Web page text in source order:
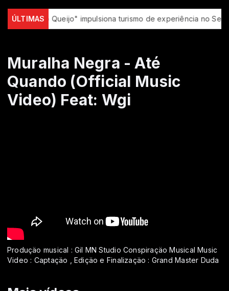
ÚLTIMAS
do Queijo" impulsiona turismo de experiência no Serro
Muralha Negra - Até
Quando (Official Music
Video) Feat: Wgi
Produçäo musical : Gil MN Studio Conspiraçäo Musical Music
Video : Captaçäo , Ediçäo e Finalizaçäo : Grand Master Duda